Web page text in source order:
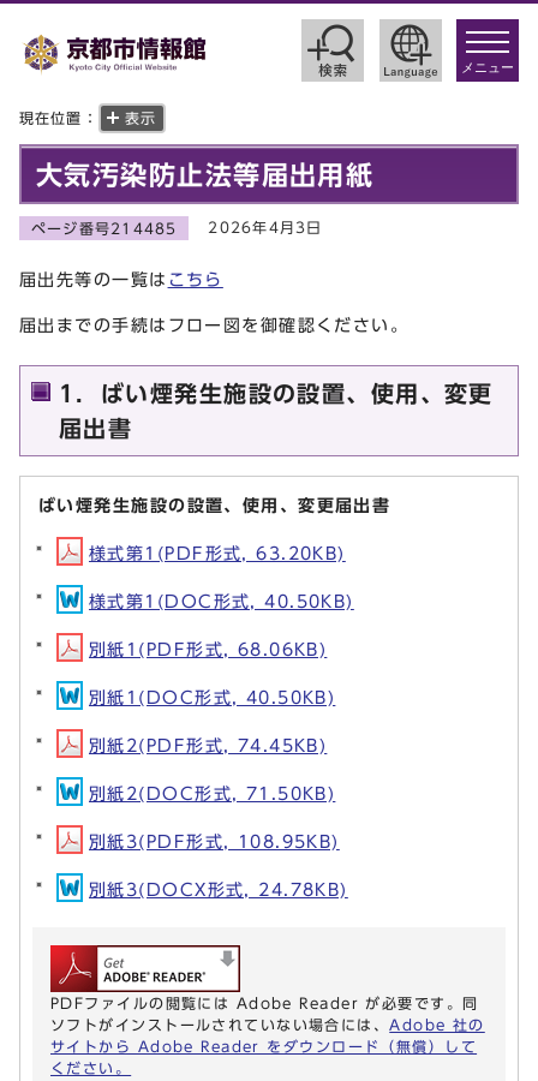
toggle
メニュー
現在位置： 表示
大気汚染防止法等届出用紙
ページ番号214485 2026年4月3日
届出先等の一覧は こちら
届出までの手続はフロー図を御確認ください。
1．ばい煙発生施設の設置、使用、変更
届出書
ばい煙発生施設の設置、使用、変更届出書
様式第1(PDF形式, 63.20KB)
様式第1(DOC形式, 40.50KB)
別紙1(PDF形式, 68.06KB)
別紙1(DOC形式, 40.50KB)
別紙2(PDF形式, 74.45KB)
別紙2(DOC形式, 71.50KB)
別紙3(PDF形式, 108.95KB)
別紙3(DOCX形式, 24.78KB)
PDFファイルの閲覧には Adobe Reader が必要です。同
ソフトがインストールされていない場合には、 Adobe 社の
サイトから Adobe Reader をダウンロード（無償）して
ください。